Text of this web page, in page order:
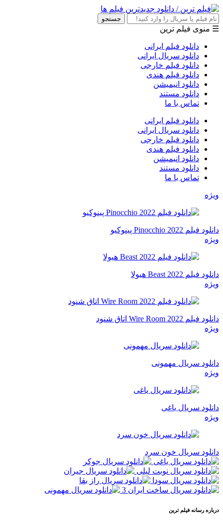
جستجو
☰ منوی فیلم ترین
دانلود فیلم ایرانی
دانلود سریال ایرانی
دانلود فیلم خارجی
دانلود فیلم هندی
دانلود انیمیشن
دانلود مستند
تماس با ما
دانلود فیلم ایرانی
دانلود سریال ایرانی
دانلود فیلم خارجی
دانلود فیلم هندی
دانلود انیمیشن
دانلود مستند
تماس با ما
ویژه
دانلود فیلم Pinocchio 2022 پینوکیو
ویژه
دانلود فیلم Beast 2022 هیولا
ویژه
دانلود فیلم Wire Room 2022 اتاق شنود
ویژه
دانلود سریال مهمونی
ویژه
دانلود سریال یاغی
ویژه
دانلود سریال خون سرد
درباره رسانه فيلم ترين